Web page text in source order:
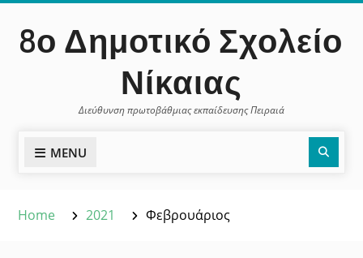
content
8ο Δημοτικό Σχολείο
Νίκαιας
Διεύθυνση πρωτοβάθμιας εκπαίδευσης Πειραιά
MENU
Home 2021 Φεβρουάριος